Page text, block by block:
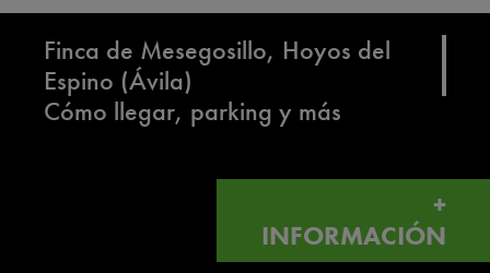
Finca de Mesegosillo, Hoyos del
Espino (Ávila)
Cómo llegar, parking y más
+
INFORMACIÓN